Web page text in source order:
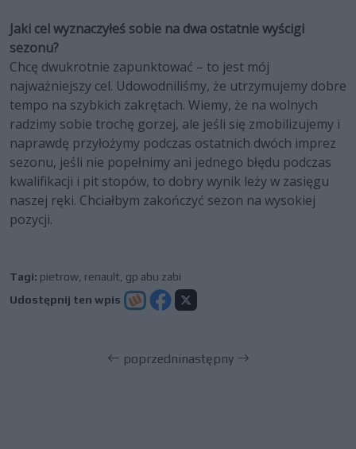
Jaki cel wyznaczyłeś sobie na dwa ostatnie wyścigi
sezonu?
Chcę dwukrotnie zapunktować – to jest mój
najważniejszy cel. Udowodniliśmy, że utrzymujemy dobre
tempo na szybkich zakrętach. Wiemy, że na wolnych
radzimy sobie trochę gorzej, ale jeśli się zmobilizujemy i
naprawdę przyłożymy podczas ostatnich dwóch imprez
sezonu, jeśli nie popełnimy ani jednego błędu podczas
kwalifikacji i pit stopów, to dobry wynik leży w zasięgu
naszej ręki. Chciałbym zakończyć sezon na wysokiej
pozycji.
Tagi: pietrow renault gp abu zabi
Udostępnij ten wpis
poprzedninastępny